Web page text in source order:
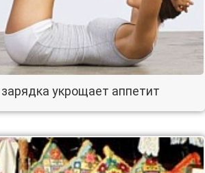
укрощает аппетит